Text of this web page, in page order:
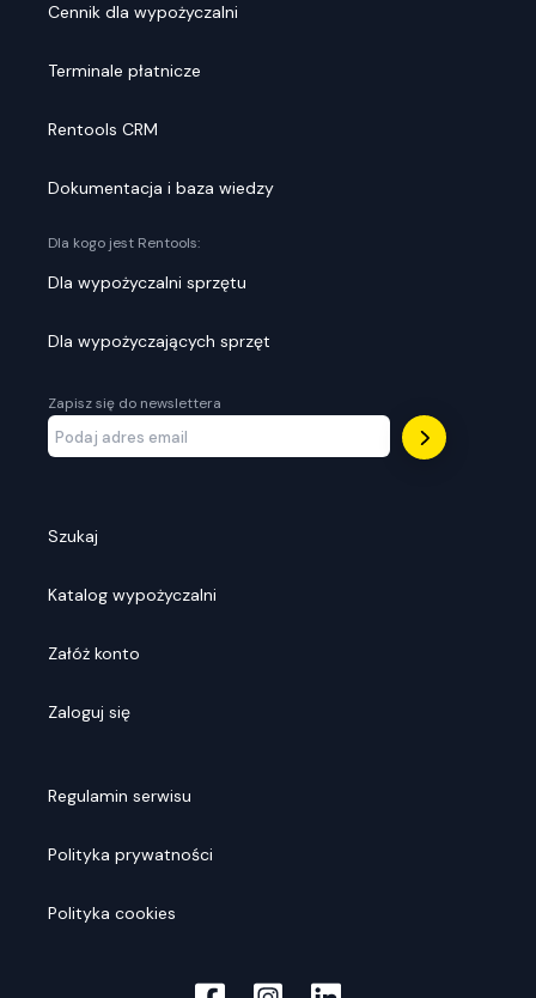
Cennik dla wypożyczalni
Terminale płatnicze
Rentools CRM
Dokumentacja i baza wiedzy
Dla kogo jest Rentools:
Dla wypożyczalni sprzętu
Dla wypożyczających sprzęt
Zapisz się do newslettera
Szukaj
Katalog wypożyczalni
Załóż konto
Zaloguj się
Regulamin serwisu
Polityka prywatności
Polityka cookies